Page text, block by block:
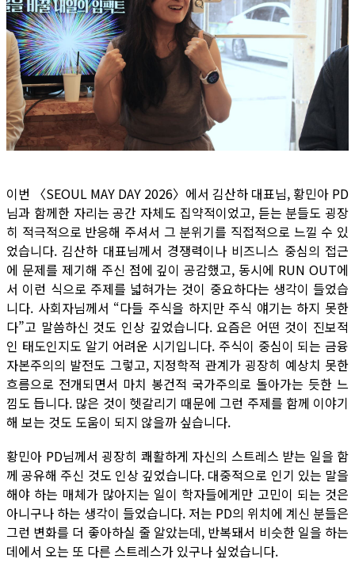
이번 〈SEOUL MAY DAY 2026〉에서 김산하 대표님, 황민아 PD
님과 함께한 자리는 공간 자체도 집약적이었고, 듣는 분들도 굉장
히 적극적으로 반응해 주셔서 그 분위기를 직접적으로 느낄 수 있
었습니다. 김산하 대표님께서 경쟁력이나 비즈니스 중심의 접근
에 문제를 제기해 주신 점에 깊이 공감했고, 동시에 RUN OUT에
서 이런 식으로 주제를 넓혀가는 것이 중요하다는 생각이 들었습
니다. 사회자님께서 “다들 주식을 하지만 주식 얘기는 하지 못한
다”고 말씀하신 것도 인상 깊었습니다. 요즘은 어떤 것이 진보적
인 태도인지도 알기 어려운 시기입니다. 주식이 중심이 되는 금융
자본주의의 발전도 그렇고, 지정학적 관계가 굉장히 예상치 못한
흐름으로 전개되면서 마치 봉건적 국가주의로 돌아가는 듯한 느
낌도 듭니다. 많은 것이 헷갈리기 때문에 그런 주제를 함께 이야기
해 보는 것도 도움이 되지 않을까 싶습니다.
황민아 PD님께서 굉장히 쾌활하게 자신의 스트레스 받는 일을 함
께 공유해 주신 것도 인상 깊었습니다. 대중적으로 인기 있는 말을
해야 하는 매체가 많아지는 일이 학자들에게만 고민이 되는 것은
아니구나 하는 생각이 들었습니다. 저는 PD의 위치에 계신 분들은
그런 변화를 더 좋아하실 줄 알았는데, 반복돼서 비슷한 일을 하는
데에서 오는 또 다른 스트레스가 있구나 싶었습니다.